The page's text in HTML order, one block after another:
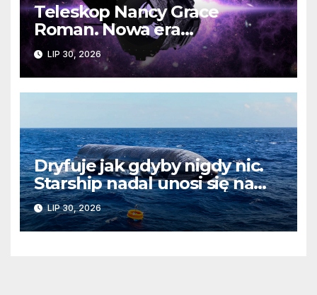
Teleskop Nancy Grace
Roman. Nowa era
kosmicznych odkryć już
wkrótce
LIP 30, 2026
Dryfuje jak gdyby nigdy nic.
Starship nadal unosi się na
wodach Oceanu Indyjskiego
LIP 30, 2026